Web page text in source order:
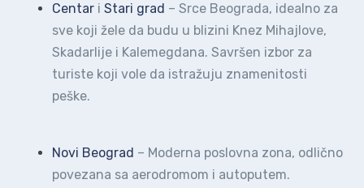
Centar i Stari grad – Srce Beograda, idealno za
sve koji žele da budu u blizini Knez Mihajlove,
Skadarlije i Kalemegdana. Savršen izbor za
turiste koji vole da istražuju znamenitosti
peške.
Novi Beograd – Moderna poslovna zona, odlično
povezana sa aerodromom i autoputem.